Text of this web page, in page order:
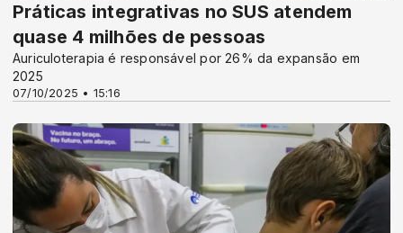
07/10/2025 • 15:16
Práticas integrativas no SUS atendem
quase 4 milhões de pessoas
Auriculoterapia é responsável por 26% da expansão em
2025